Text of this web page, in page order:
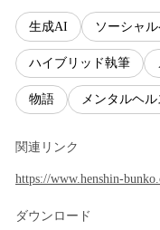
生成AI ソーシャ
ハイブリッド執筆
物語 メンタルヘル
関連リンク
https://www.henshin-
ダウンロード